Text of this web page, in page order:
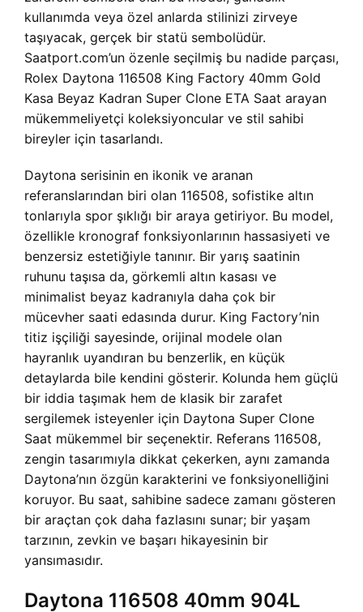
kullanımda veya özel anlarda stilinizi zirveye
taşıyacak, gerçek bir statü sembolüdür.
Saatport.com’un özenle seçilmiş bu nadide parçası,
Rolex Daytona 116508 King Factory 40mm Gold
Kasa Beyaz Kadran Super Clone ETA Saat arayan
mükemmeliyetçi koleksiyoncular ve stil sahibi
bireyler için tasarlandı.
Daytona serisinin en ikonik ve aranan
referanslarından biri olan 116508, sofistike altın
tonlarıyla spor şıklığı bir araya getiriyor. Bu model,
özellikle kronograf fonksiyonlarının hassasiyeti ve
benzersiz estetiğiyle tanınır. Bir yarış saatinin
ruhunu taşısa da, görkemli altın kasası ve
minimalist beyaz kadranıyla daha çok bir
mücevher saati edasında durur. King Factory’nin
titiz işçiliği sayesinde, orijinal modele olan
hayranlık uyandıran bu benzerlik, en küçük
detaylarda bile kendini gösterir. Kolunda hem güçlü
bir iddia taşımak hem de klasik bir zarafet
sergilemek isteyenler için Daytona Super Clone
Saat mükemmel bir seçenektir. Referans 116508,
zengin tasarımıyla dikkat çekerken, aynı zamanda
Daytona’nın özgün karakterini ve fonksiyonelliğini
koruyor. Bu saat, sahibine sadece zamanı gösteren
bir araçtan çok daha fazlasını sunar; bir yaşam
tarzının, zevkin ve başarı hikayesinin bir
yansımasıdır.
Daytona 116508 40mm 904L